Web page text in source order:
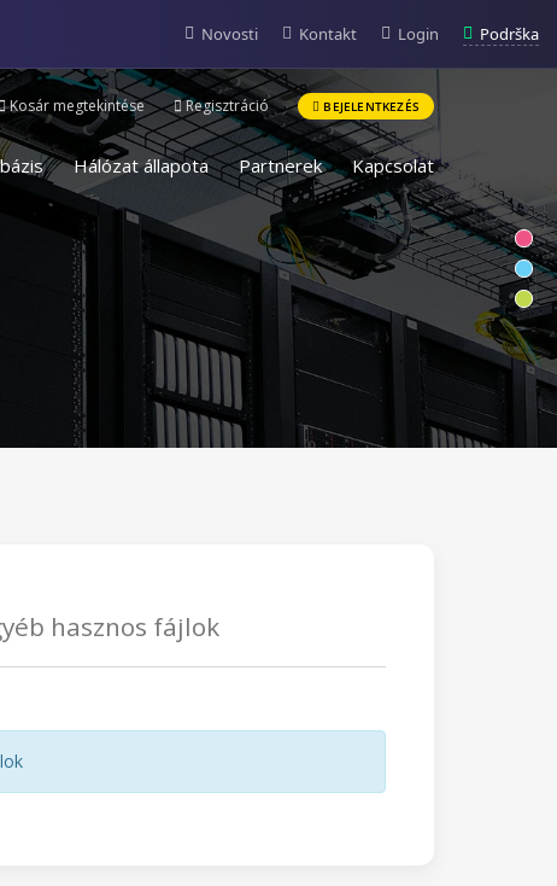
Novosti Kontakt Login Podrška
Kosár megtekintése Regisztráció BEJELENTKEZÉS
Hálózat állapota Partnerek Kapcsolat
hasznos fájlok